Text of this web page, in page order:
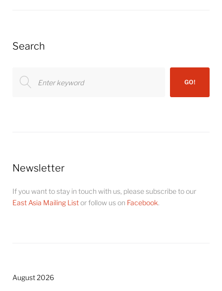
Search
for:
GO!
Newsletter
If you want to stay in touch with us, please subscribe to our
East Asia Mailing Listor follow us on Facebook.
August 2026